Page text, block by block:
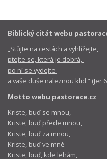
Biblický citát webu
„Stůjte na cestách a vyhlížejte,
ptejte se, která je dobrá,
po ní se vydejte
a vaše duše naleznou klid.“ (Jer
Motto webu pastorace.cz
Kriste, buď se mnou,
Kriste, buď přede mnou,
Kriste, buď za mnou,
Kriste, buď ve mně.
Kriste, buď, kde lehám,